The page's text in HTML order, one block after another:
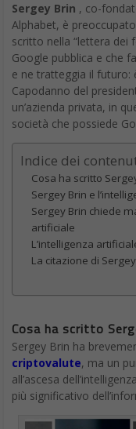
Sergey Brin , co-
Alphabet, è preoccupato
scritto nella “lettera dei
Google pubblica e che
e ne tratteggia il futuro:
Capodanno del
un’azienda privata, in
società che possiede
Indice dei
Cosa ha scritto
Sergey Brin e
Sergey Brin chiede
artificiale
L’intelligenza
La citazione di
Cosa ha scritto
Sergey Brin ha
criptovalute, ma un
all’ascesa
più significativo